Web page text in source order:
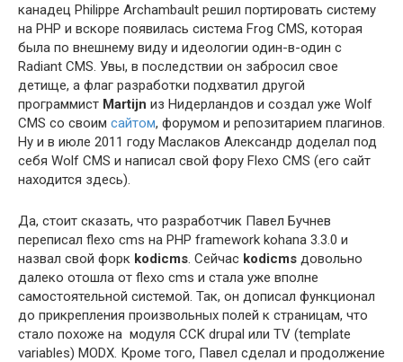
канадец Philippe Archambault решил портировать систему
на PHP и вскоре появилась система Frog CMS, которая
была по внешнему виду и идеологии один-в-один с
Radiant CMS. Увы, в последствии он забросил свое
детище, а флаг разработки подхватил другой
программист Martijn из Нидерландов и создал уже Wolf
CMS со своим сайтом, форумом и репозитарием плагинов.
Ну и в июле 2011 году Маслаков Александр доделал под
себя Wolf CMS и написал свой фору Flexo CMS (его сайт
находится здесь).
Да, стоит сказать, что разработчик Павел Бучнев
переписал flexo cms на PHP framework kohana 3.3.0 и
назвал свой форк kodicms. Сейчас kodicms довольно
далеко отошла от flexo cms и стала уже вполне
самостоятельной системой. Так, он дописал функционал
до прикрепления произвольных полей к страницам, что
стало похоже на модуля CCK drupal или TV (template
variables) MODX. Кроме того, Павел сделал и продолжение